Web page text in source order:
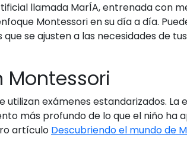
llamada MarÍA, entrenada con
Montessori en su día a día.
se ajusten a las necesidades de
Montessori
exámenes estandarizados.
más profundo de lo que el niño ha
artículo Descubriendo el mundo de